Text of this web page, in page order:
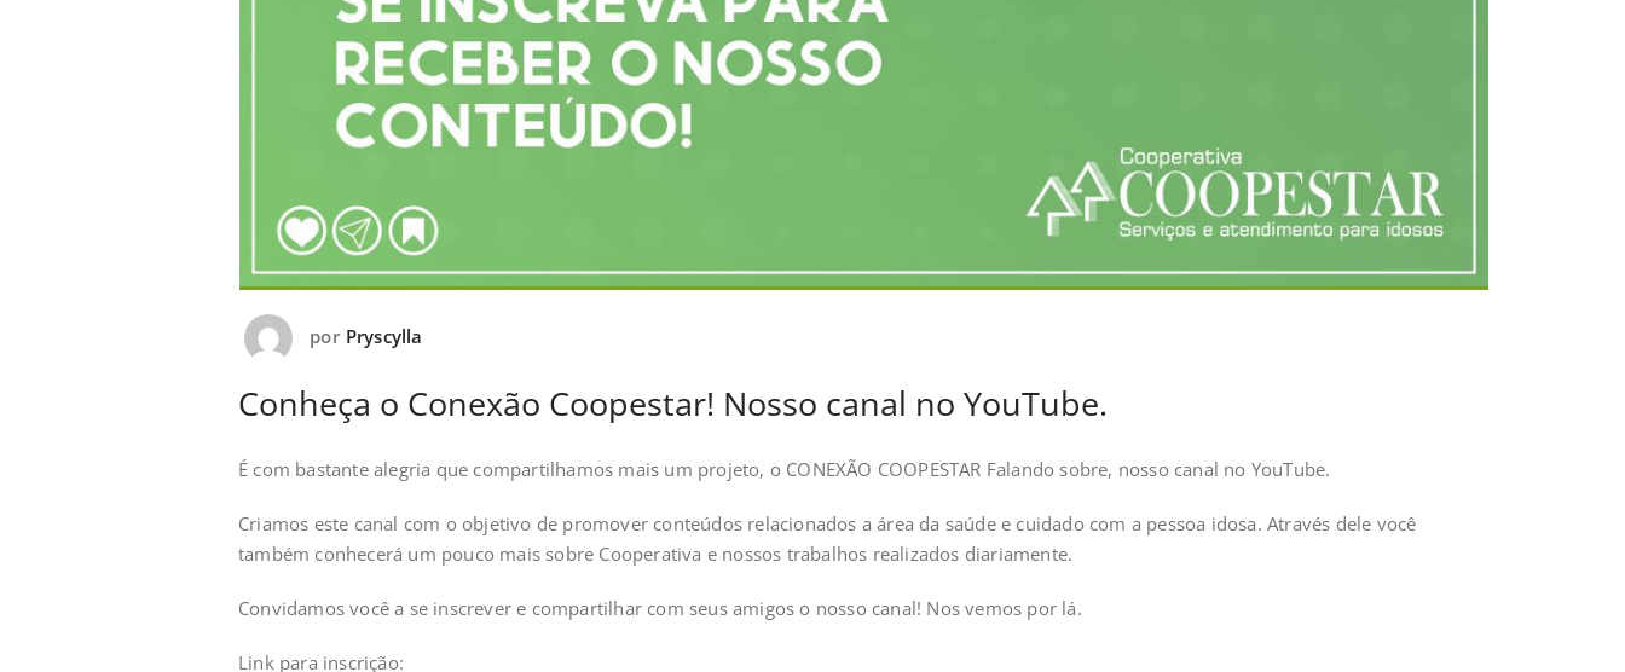
por Pryscylla
Conheça o Conexão Coopestar! Nosso canal no YouTube.
É com bastante alegria que compartilhamos mais um projeto, o CONEXÃO COOPESTAR Falando sobre, nosso canal no YouTube.
Criamos este canal com o objetivo de promover conteúdos relacionados a área da saúde e cuidado com a pessoa idosa. Através dele você
também conhecerá um pouco mais sobre Cooperativa e nossos trabalhos realizados diariamente.
Convidamos você a se inscrever e compartilhar com seus amigos o nosso canal! Nos vemos por lá.
Link para inscrição: